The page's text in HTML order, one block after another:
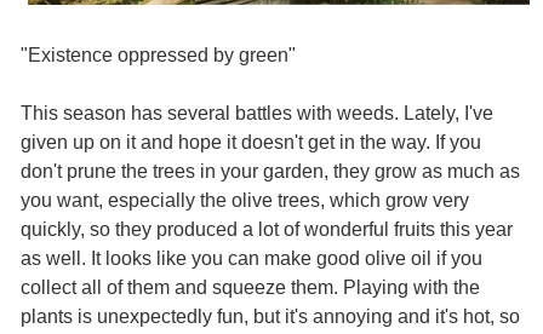
"Existence oppressed by green"
This season has several battles with weeds. Lately, I've
given up on it and hope it doesn't get in the way. If you
don't prune the trees in your garden, they grow as much as
you want, especially the olive trees, which grow very
quickly, so they produced a lot of wonderful fruits this year
as well. It looks like you can make good olive oil if you
collect all of them and squeeze them. Playing with the
plants is unexpectedly fun, but it's annoying and it's hot, so